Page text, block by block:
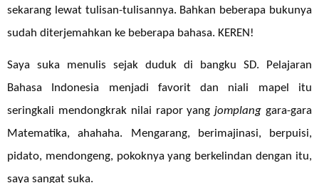
sekarang lewat tulisan-tulisannya. Bahkan beberapa bukunya
sudah diterjemahkan ke beberapa bahasa. KEREN!
Saya suka menulis sejak duduk di bangku SD. Pelajaran
Bahasa Indonesia menjadi favorit dan niali mapel itu
seringkali mendongkrak nilai rapor yangjomplang gara-gara
Matematika, ahahaha. Mengarang, berimajinasi, berpuisi,
pidato, mendongeng, pokoknya yang berkelindan dengan itu,
saya sangat suka.